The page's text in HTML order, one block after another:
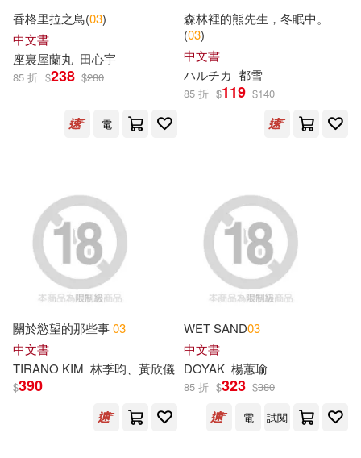
（美）桑德拉·博因頓(15)
（美）萊曼·弗蘭克·鮑姆(15)
John(14) 浮兮(14)
胡媛媛(14)
行政院原子能委員會輻射偵測中心
（美）瑪麗·波·奧斯本(14)
（美）馬克·布朗(14)
中國紡織出版社(32)
格林文化(32)
湖北少年兒童出版社(32)
銘顯文化(32) 長鴻出版社(32)
廣西師範大學出版社(31)
河北教育出版社(31)
北京師範大學出版社(30)
香格里拉之鳥(03)
中文書
座裏屋蘭丸 田心宇
85 折 $238 $280
電
森林裡的熊先生，冬眠中。
(03)
中文書
ハルチカ 都雪
85 折 $119 $140
關於慾望的那些事03
中文書
TIRANO KIM 林季昀、黃欣儀
$390
WET SAND03
中文書
DOYAK 楊蕙瑜
85 折 $323 $380
電
試閱